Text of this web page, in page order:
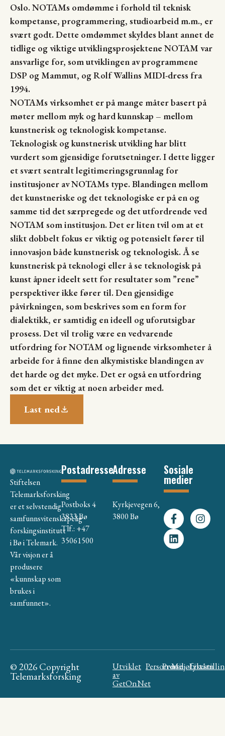
Oslo. NOTAMs omdømme i forhold til teknisk
kompetanse, programmering, studioarbeid m.m., er
svært godt. Dette omdømmet skyldes blant annet de
tidlige og viktige utviklingsprosjektene NOTAM var
ansvarlige for, som utviklingen av programmene
DSP og Mammut, og Rolf Wallins MIDI-dress fra
1994.
NOTAMs virksomhet er på mange måter basert på
møter mellom myk og hard kunnskap – mellom
kunstnerisk og teknologisk kompetanse.
Teknologisk og kunstnerisk utvikling har blitt
vurdert som gjensidige forutsetninger. I dette ligger
et svært sentralt legitimeringsgrunnlag for
institusjoner av NOTAMs type. Blandingen mellom
det kunstneriske og det teknologiske er på en og
samme tid det særpregede og det utfordrende ved
NOTAM som institusjon. Det er liten tvil om at et
slikt dobbelt fokus er viktig og potensielt fører til
innovasjon både kunstnerisk og teknologisk. Å se
kunstnerisk på teknologi eller å se teknologisk på
kunst åpner ideelt sett for resultater som ”rene”
perspektiver ikke fører til. Den gjensidige
påvirkningen, som beskrives som en form for
dialektikk, er samtidig en ideell og uforutsigbar
prosess. Det vil trolig være en vedvarende
utfordring for NOTAM og lignende virksomheter å
arbeide for å finne den alkymistiske blandingen av
det harde og det myke. Det er også en utfordring
som det er viktig at noen arbeider med.
Last ned
Stiftelsen
Telemarksforsking
er et selvstendig
samfunnsvitenskapelig
forskingsinstitutt
i Bø i Telemark.
Vår visjon er å
produsere
«kunnskap som
brukes i
samfunnet».
Postadresse
Postboks 4
3833 Bø
Tlf.: +47
35061500
Adresse
Kyrkjevegen 6,
3800 Bø
Sosiale
medier
© 2026 Copyright
Telemarksforsking
Utviklet
av
GetOnNet
Personvern
Presse
Miljøfyrtårn